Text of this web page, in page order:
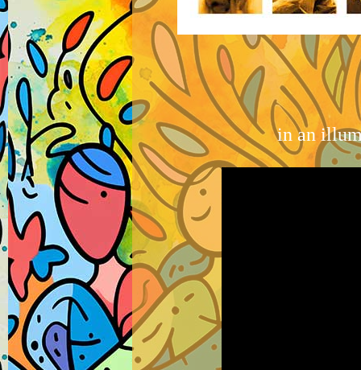
in an